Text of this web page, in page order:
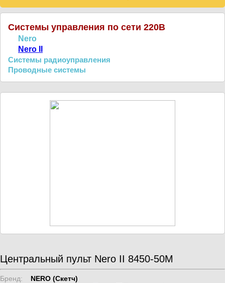
Системы управления по сети 220В
Nero
Nero II
Системы радиоуправления
Проводные системы
Центральный пульт Nero II 8450-50M
Бренд:
NERO (Скетч)